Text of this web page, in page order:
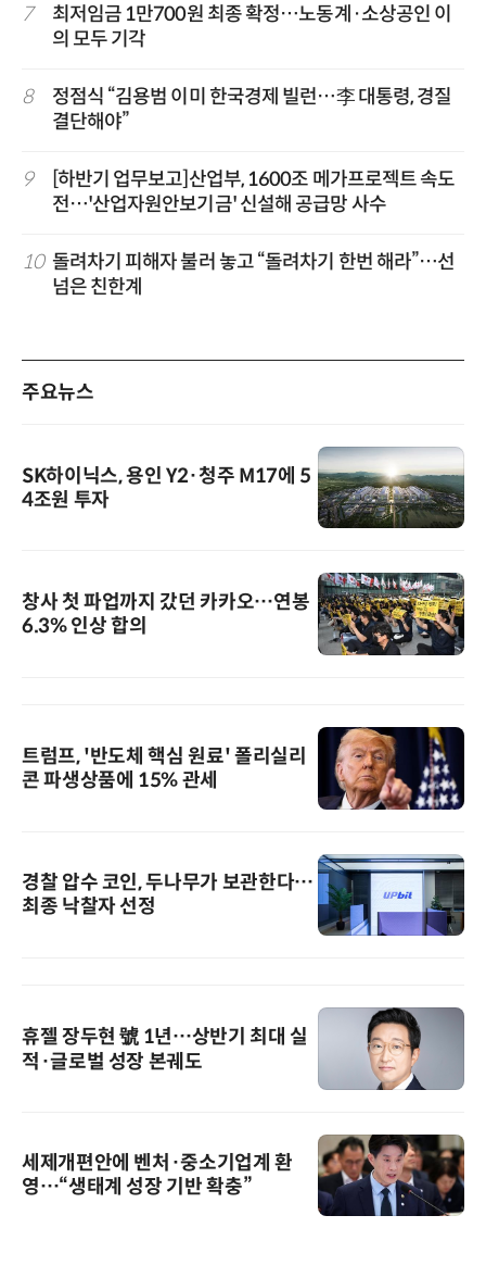
7
최저임금 1만700원 최종 확정…노동계·소상공인 이
의 모두 기각
8
정점식 “김용범 이미 한국경제 빌런…李 대통령, 경질
결단해야”
9
[하반기 업무보고]산업부, 1600조 메가프로젝트 속도
전…'산업자원안보기금' 신설해 공급망 사수
10 돌려차기 피해자 불러 놓고 “돌려차기 한번 해라”…선
넘은 친한계
주요뉴스
SK하이닉스, 용인 Y2·청주 M17에 5
4조원 투자
창사 첫 파업까지 갔던 카카오…연봉
6.3% 인상 합의
트럼프, '반도체 핵심 원료' 폴리실리
콘 파생상품에 15% 관세
경찰 압수 코인, 두나무가 보관한다…
최종 낙찰자 선정
휴젤 장두현 號 1년…상반기 최대 실
적·글로벌 성장 본궤도
세제개편안에 벤처·중소기업계 환
영…“생태계 성장 기반 확충”